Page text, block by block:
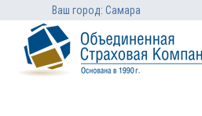
Ваш город: Самара